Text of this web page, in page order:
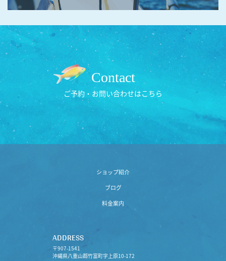
Contact
ご予約・お問い合わせはこちら
ショップ紹介
ブログ
料金案内
ADDRESS
〒907-1541
沖縄県八重山郡竹富町字上原10-172